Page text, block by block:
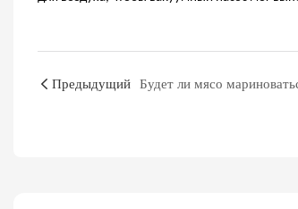
Предыдущий